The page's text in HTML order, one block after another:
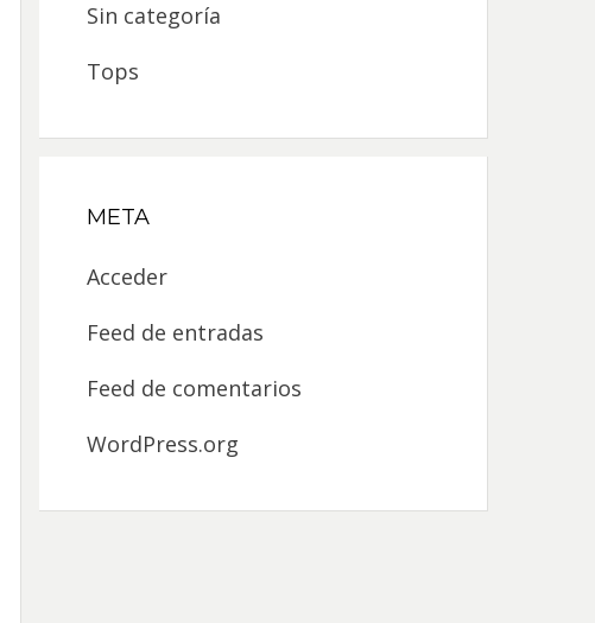
Sin categoría
Tops
META
Acceder
Feed de entradas
Feed de comentarios
WordPress.org